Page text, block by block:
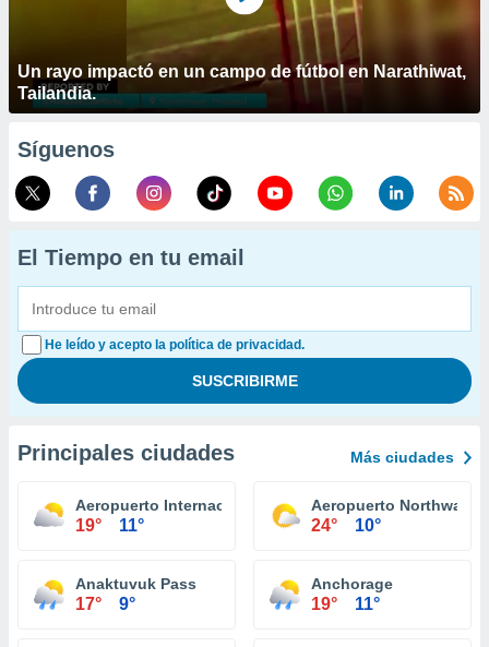
Un rayo impactó en un campo de fútbol en Narathiwat,
Tailandia.
Síguenos
El Tiempo en tu email
He leído y acepto la política de privacidad.
Principales ciudades Más ciudades
Aeropuerto Internacional Juneau
19° 11°
Aeropuerto Northway
24° 10°
Anaktuvuk Pass
17° 9°
Anchorage
19° 11°